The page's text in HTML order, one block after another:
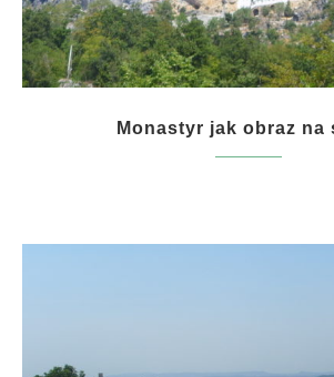
Monastyr jak obraz na